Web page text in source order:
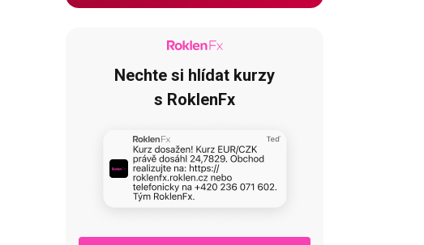
Nechte si hlídat kurzy
s RoklenFx